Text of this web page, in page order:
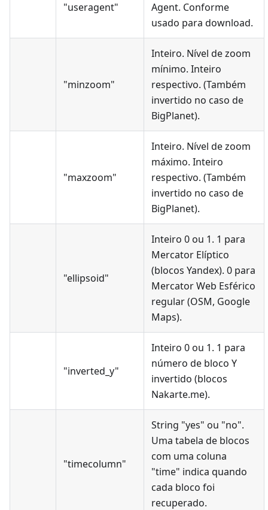
"useragent"
Agent. Conforme
usado para download.
"minzoom"
Inteiro. Nível de zoom
mínimo. Inteiro
respectivo. (Também
invertido no caso de
BigPlanet).
"maxzoom"
Inteiro. Nível de zoom
máximo. Inteiro
respectivo. (Também
invertido no caso de
BigPlanet).
"ellipsoid"
Inteiro 0 ou 1. 1 para
Mercator Elíptico
(blocos Yandex). 0 para
Mercator Web Esférico
regular (OSM, Google
Maps).
"inverted_y"
Inteiro 0 ou 1. 1 para
número de bloco Y
invertido (blocos
Nakarte.me).
"timecolumn"
String "yes" ou "no".
Uma tabela de blocos
com uma coluna
"time" indica quando
cada bloco foi
recuperado.